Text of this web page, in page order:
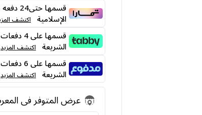
قسمها
الإسلامية اكتشف
الشريعة اكتشف المزيد
الشريعة اكتشف المزيد
عرض المتوفر فى